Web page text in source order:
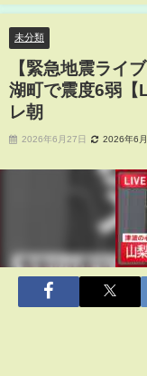
6弱【LIVE】 (2026年6月26日)
未分類
【緊急地震ライ
湖町で震度6弱【
レ朝
2026年6月27日 2026年6